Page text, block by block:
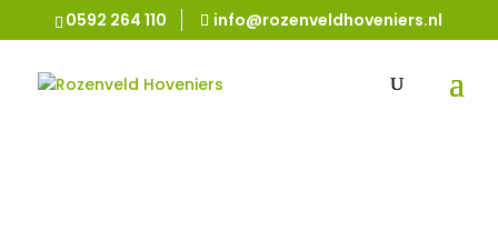
0592 264 110 info@rozenveldhoveniers.nl